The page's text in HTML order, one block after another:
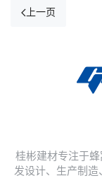
上一页
桂彬建材专注于
发设计、生产制